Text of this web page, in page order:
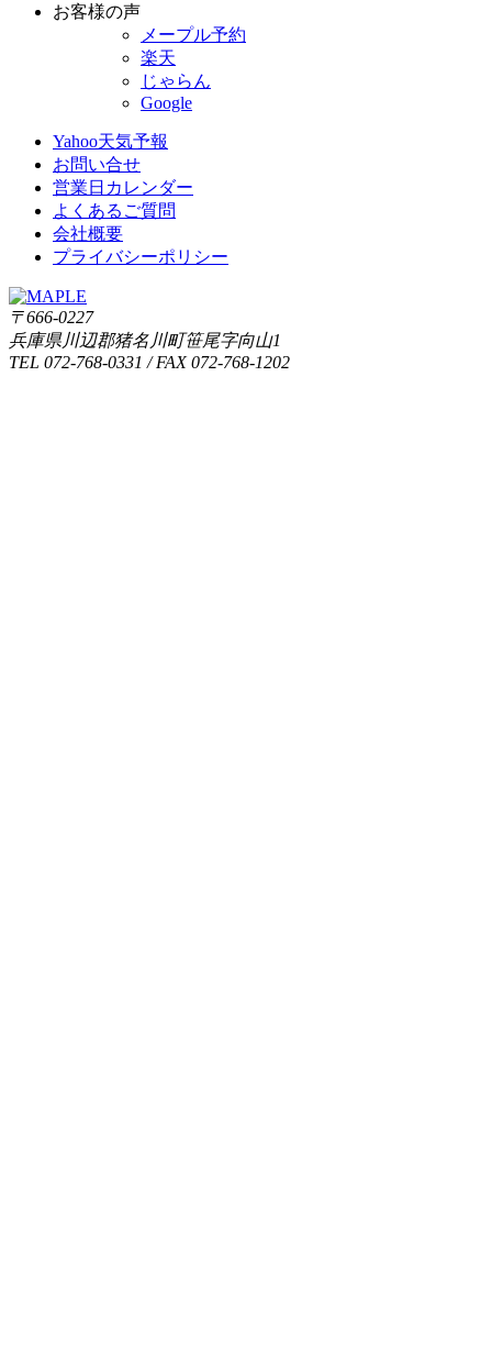
お客様の声
メープル予約
楽天
じゃらん
Google
Yahoo天気予報
お問い合せ
営業日カレンダー
よくあるご質問
会社概要
プライバシーポリシー
〒666-0227
兵庫県川辺郡猪名川町笹尾字向山1
TEL 072-768-0331 / FAX 072-768-1202